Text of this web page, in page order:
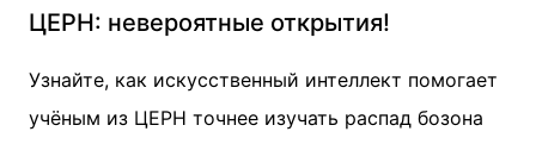
ЦЕРН: невероятные открытия!
Узнайте, как искусственный интеллект помогает
учёным из ЦЕРН точнее изучать распад бозона